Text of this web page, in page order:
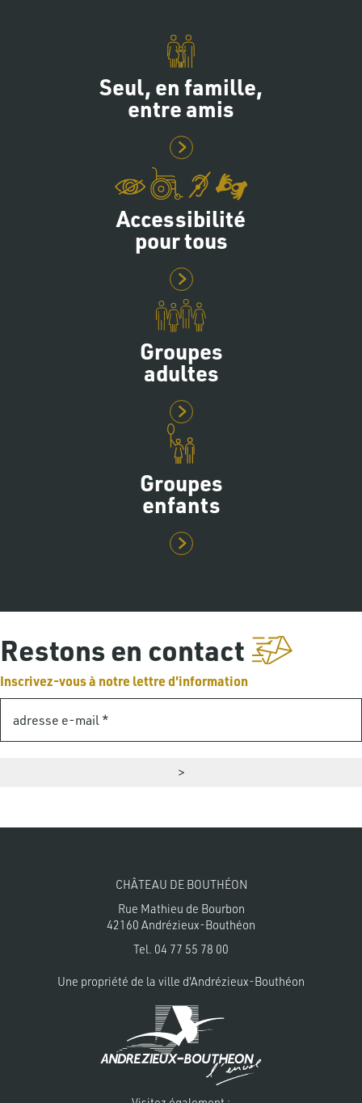
Seul, en famille,
entre amis
Accessibilité
pour tous
Groupes
adultes
Groupes
enfants
Restons en contact
Inscrivez-vous à notre lettre d'information
CHÂTEAU DE BOUTHÉON
Rue Mathieu de Bourbon
42160 Andrézieux-Bouthéon
Tel. 04 77 55 78 00
Une propriété de la ville d'Andrézieux-Bouthéon